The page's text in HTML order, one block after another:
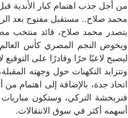
من أجل جذب اهتمام كبار الأندية
محمد صلاح.. مستقبل مفتوح بعد
يتصدر محمد صلاح، قائد منتخب
ويخوض النجم المصري كأس العالم
ليصبح لاعبًا حرًا وقادرًا على التوقيع
وتتزايد التكهنات حول وجهته
اتحاد جدة، بالإضافة إلى اهتمام
فنربخشة التركي، وستكون
أسهمه أكثر في سوق الانتقالات.